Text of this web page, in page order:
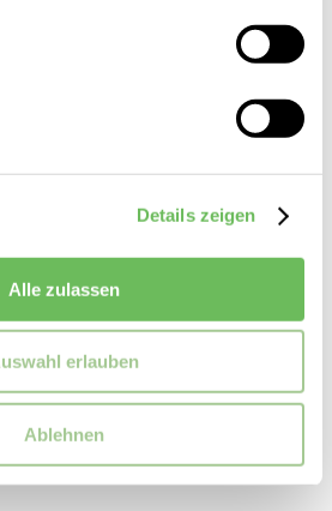
Details zeigen
Alle zulassen
erlauben
Ablehnen
Z.N.E.